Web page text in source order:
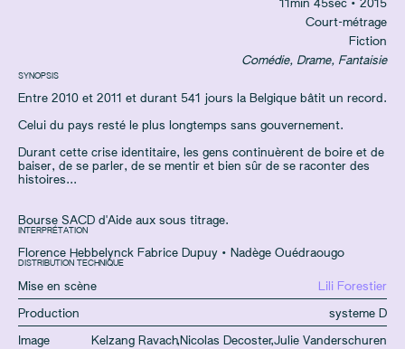
SYNOPSIS
Entre 2010 et 2011 et durant 541 jours la Belgique bâtit un record.
Celui du pays resté le plus longtemps sans gouvernement.
Durant cette crise identitaire, les gens continuèrent de boire et de
baiser, de se parler, de se mentir et bien sûr de se raconter des
histoires...
Bourse SACD d'Aide aux sous titrage.
11 min 45sec • 2015
Court-métrage
Fiction
Comédie, Drame, Fantaisie
INTERPRÉTATION
Florence Hebbelynck Fabrice Dupuy • Nadège Ouédraougo
DISTRIBUTION TECHNIQUE
Mise en scène Lili Forestier
Production systeme D
Image Kelzang Ravach, Nicolas Decoster,Julie Vanderschuren